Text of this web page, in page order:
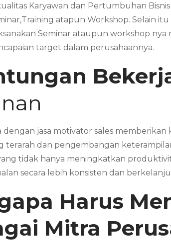
Karyawan dan Pertumbuhan
atapun Workshop. Selain
Seminar ataupun workshop nya
target dalam perusahaannya.
dengan jasa motivator sales
terarah dan pengembangan
tidak hanya meningkatkan
secara lebih konsisten dan
Harus
Mitra